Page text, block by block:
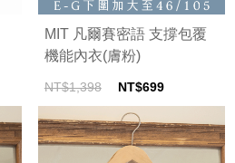
MIT 凡爾賽密語 支撐包覆
機能內衣(膚粉)
NT$1,398 NT$699